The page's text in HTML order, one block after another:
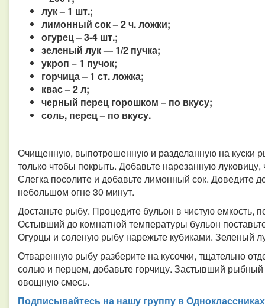
лук – 1 шт.;
лимонный сок – 2 ч. ложки;
огурец – 3-4 шт.;
зеленый лук — 1/2 пучка;
укроп − 1 пучок;
горчица – 1 ст. ложка;
квас – 2 л;
черный перец горошком − по вкусу;
соль, перец – по вкусу.
Очищенную, выпотрошенную и разделанную на куски
только чтобы покрыть. Добавьте нарезанную
Слегка посолите и добавьте лимонный сок. Доведите
небольшом огне 30 минут.
Достаньте рыбу. Процедите бульон в чистую емкость,
Остывший до комнатной температуры бульон
Огурцы и соленую рыбу нарежьте кубиками. Зеленый
Отваренную рыбу разберите на кусочки, тщательно
солью и перцем, добавьте горчицу. Застывший рыбный
овощную смесь.
Подписывайтесь на нашу группу в Одноклассниках